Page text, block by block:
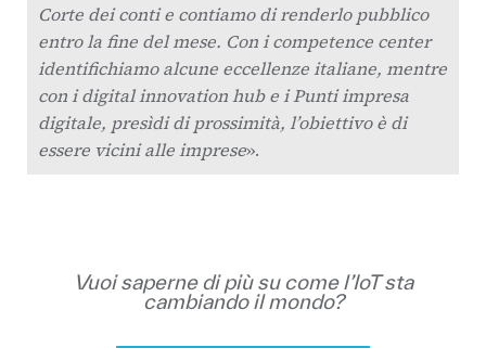
Corte dei conti e contiamo di renderlo pubblico
entro la fine del mese. Con i competence center
identifichiamo alcune eccellenze italiane, mentre
con i digital innovation hub e i Punti impresa
digitale, presìdi di prossimità, l’obiettivo è di
essere vicini alle imprese».
Vuoi saperne di più su come l’IoT sta
cambiando il mondo?